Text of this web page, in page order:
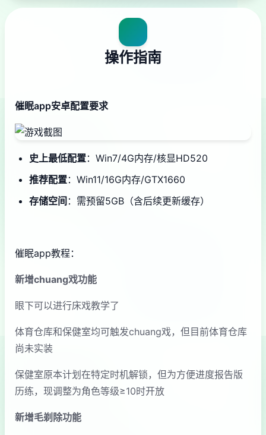
操作指南
催眠app安卓配置要求
​史上最低配置​​：Win7/4G内存/核显HD520
​推荐配置​​：Win11/16G内存/GTX1660
​存储空间​ ​：需预留5GB（含后续更新缓存）
催眠app教程：
新增chuang戏功能
眼下可以进行床戏教学了
体育仓库和保健室均可触发chuang戏，但目前体育仓库
尚未实装
保健室原本计划在特定时机解锁，但为方便进度报告版
历练，现调整为角色等级≥10时开放
新增毛剃除功能